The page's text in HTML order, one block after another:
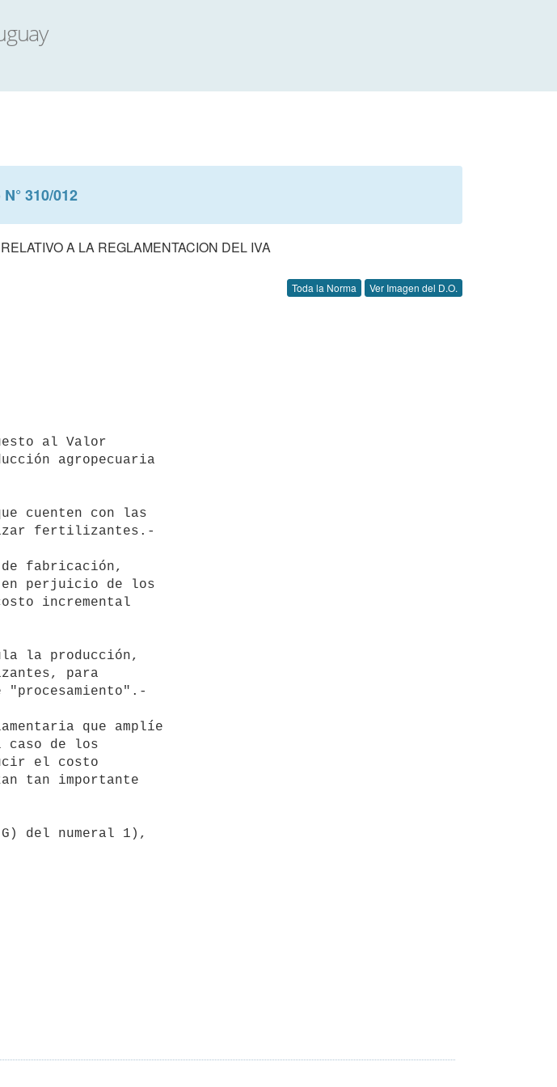
N° 310/012
A LA REGLAMENTACION DEL IVA
Toda la Norma Ver Imagen del D.O.
al Valor
agropecuaria
cuenten con las
fertilizantes.-
fabricación,
perjuicio de los
incremental
la producción,
para
que amplíe
caso de los
el costo
tan importante
del numeral 1),